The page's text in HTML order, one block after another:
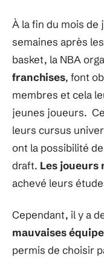
À la fin du mois
semaines après
basket, la NBA
franchises, font
membres et cela
jeunes joueurs.
leurs cursus
ont la possibilité
draft. Les joueurs
achevé leurs
Cependant, il y a
mauvaises
permis de choisir